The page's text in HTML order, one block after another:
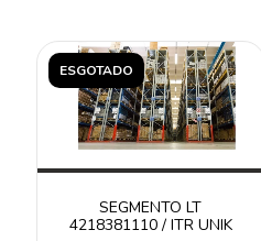
ESGOTADO
SEGMENTO LT
4218381110 / ITR UNIK